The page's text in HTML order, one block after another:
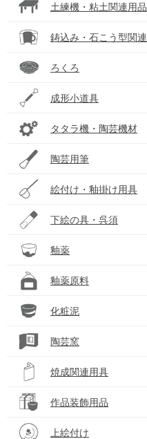
土練機・粘土関連用品
鋳込み・石こう型関連
ろくろ
成形小道具
タタラ機・陶芸機材
陶芸用筆
絵付け・釉掛け用具
下絵の具・呉須
釉薬
釉薬原料
化粧泥
陶芸窯
焼成関連用具
作品装飾用品
上絵付け